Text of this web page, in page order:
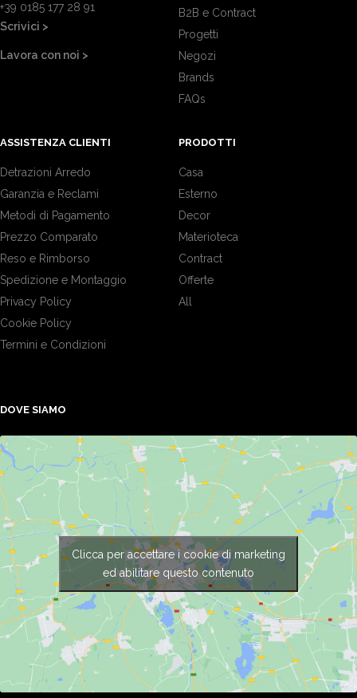
+39 0185 177 28 91
Scrivici >
Lavora con noi >
B2B e Contract
Progetti
Negozi
Brands
FAQs
ASSISTENZA CLIENTI
Detrazioni Arredo
Garanzia e Reclami
Metodi di Pagamento
Prezzo Comparato
Reso e Rimborso
Spedizione e Montaggio
Privacy Policy
Cookie Policy
Termini e Condizioni
PRODOTTI
Casa
Esterno
Decor
Materioteca
Contract
Offerte
All
DOVE SIAMO
Clicca per accettare i cookie di marketing
ed abilitare questo contenuto